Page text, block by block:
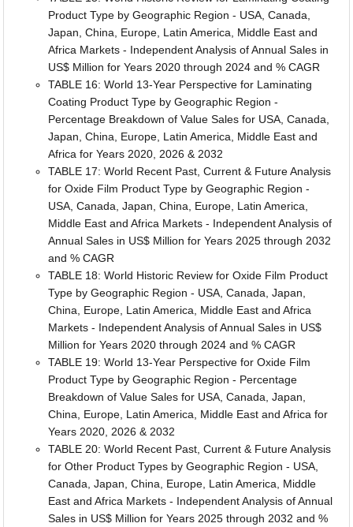
Product Type by Geographic Region - USA, Canada,
Japan, China, Europe, Latin America, Middle East and
Africa Markets - Independent Analysis of Annual Sales in
US$ Million for Years 2020 through 2024 and % CAGR
TABLE 16: World 13-Year Perspective for Laminating
Coating Product Type by Geographic Region -
Percentage Breakdown of Value Sales for USA, Canada,
Japan, China, Europe, Latin America, Middle East and
Africa for Years 2020, 2026 & 2032
TABLE 17: World Recent Past, Current & Future Analysis
for Oxide Film Product Type by Geographic Region -
USA, Canada, Japan, China, Europe, Latin America,
Middle East and Africa Markets - Independent Analysis of
Annual Sales in US$ Million for Years 2025 through 2032
and % CAGR
TABLE 18: World Historic Review for Oxide Film Product
Type by Geographic Region - USA, Canada, Japan,
China, Europe, Latin America, Middle East and Africa
Markets - Independent Analysis of Annual Sales in US$
Million for Years 2020 through 2024 and % CAGR
TABLE 19: World 13-Year Perspective for Oxide Film
Product Type by Geographic Region - Percentage
Breakdown of Value Sales for USA, Canada, Japan,
China, Europe, Latin America, Middle East and Africa for
Years 2020, 2026 & 2032
TABLE 20: World Recent Past, Current & Future Analysis
for Other Product Types by Geographic Region - USA,
Canada, Japan, China, Europe, Latin America, Middle
East and Africa Markets - Independent Analysis of Annual
Sales in US$ Million for Years 2025 through 2032 and %